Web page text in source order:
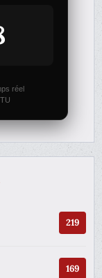
réel
219
169